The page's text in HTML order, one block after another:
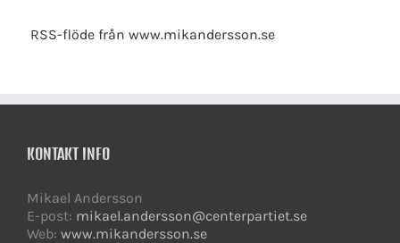
RSS-flöde från www.mikandersson.se
KONTAKT INFO
Mikael Andersson
E-post: mikael.andersson@centerpartiet.se
Web: www.mikandersson.se